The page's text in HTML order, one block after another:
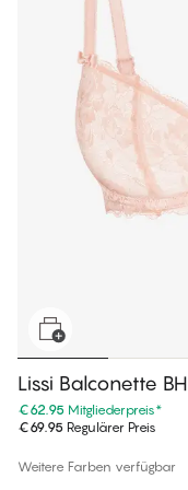
Lissi Balconette BH
€62.95 Mitgliederpreis*
€69.95 Regulärer Preis
Weitere Farben verfügbar